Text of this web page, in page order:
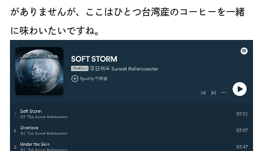
がありませんが、ここはひとつ台湾産のコーヒーを一緒
に味わいたいですね。